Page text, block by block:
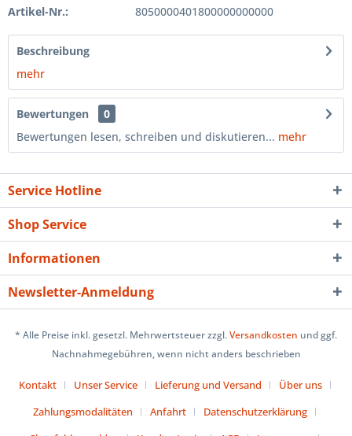
Artikel-Nr.: 8050000401800000000000
Beschreibung
mehr
Bewertungen
0
Bewertungen lesen, schreiben und diskutieren... mehr
Service Hotline
Shop Service
Informationen
Newsletter-Anmeldung
* Alle Preise inkl. gesetzl. Mehrwertsteuer zzgl.Versandkosten und ggf.
Nachnahmegebühren, wenn nicht anders beschrieben
Kontakt Unser Service Lieferung und Versand
Über uns
Zahlungsmodalitäten
Anfahrt
Datenschutzerklärung